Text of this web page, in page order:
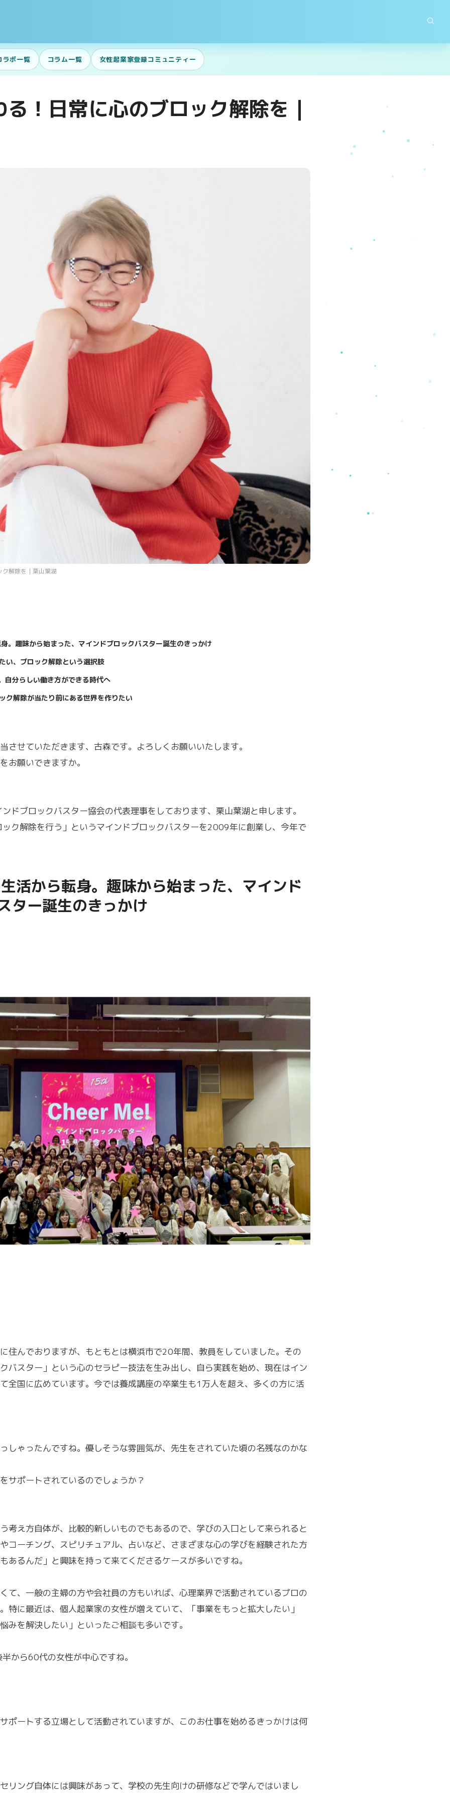
ラボ一覧 コラム一覧 女性起業家登録コミュニティー
！日常に心のブロック解除を｜
解除を｜栗山葉湖
。趣味から始まった、マインドブロックバスター誕生のきっかけ
い、ブロック解除という選択肢
自分らしい働き方ができる時代へ
ク解除が当たり前にある世界を作りたい
させていただきます、古森です。よろしくお願いいたします。
お願いできますか。
ドブロックバスター協会の代表理事をしております、栗山葉湖と申します。
ク解除を行う」というマインドブロックバスターを2009年に創業し、今年で
活から転身。趣味から始まった、マインド
ター誕生のきっかけ
住んでおりますが、もともとは横浜市で20年間、教員をしていました。その
バスター」という心のセラピー技法を生み出し、自ら実践を始め、現在はイン
全国に広めています。今では養成講座の卒業生も1万人を超え、多くの方に活
しゃったんですね。優しそうな雰囲気が、先生をされていた頃の名残なのかな
サポートされているのでしょうか？
考え方自体が、比較的新しいものでもあるので、学びの入口として来られると
コーチング、スピリチュアル、占いなど、さまざまな心の学びを経験された方
あるんだ」と興味を持って来てくださるケースが多いですね。
て、一般の主婦の方や会社員の方もいれば、心理業界で活動されているプロの
特に最近は、個人起業家の女性が増えていて、「事業をもっと拡大したい」
みを解決したい」といったご相談も多いです。
から60代の女性が中心ですね。
ポートする立場として活動されていますが、このお仕事を始めるきっかけは何
リング自体には興味があって、学校の先生向けの研修などで学んではいまし